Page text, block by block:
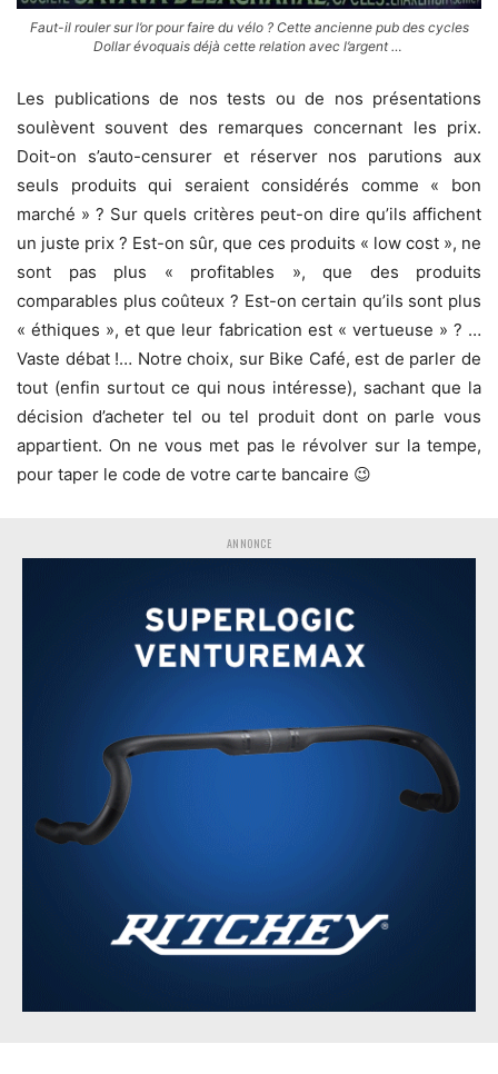
Faut-il rouler sur l’or pour faire du vélo ? Cette ancienne pub des cycles
Dollar évoquais déjà cette relation avec l’argent …
Les publications de nos tests ou de nos présentations
soulèvent souvent des remarques concernant les prix.
Doit-on s’auto-censurer et réserver nos parutions aux
seuls produits qui seraient considérés comme « bon
marché » ? Sur quels critères peut-on dire qu’ils affichent
un juste prix ? Est-on sûr, que ces produits « low cost », ne
sont pas plus « profitables », que des produits
comparables plus coûteux ? Est-on certain qu’ils sont plus
« éthiques », et que leur fabrication est « vertueuse » ? …
Vaste débat !… Notre choix, sur Bike Café, est de parler de
tout (enfin surtout ce qui nous intéresse), sachant que la
décision d’acheter tel ou tel produit dont on parle vous
appartient. On ne vous met pas le révolver sur la tempe,
pour taper le code de votre carte bancaire 😉
ANNONCE